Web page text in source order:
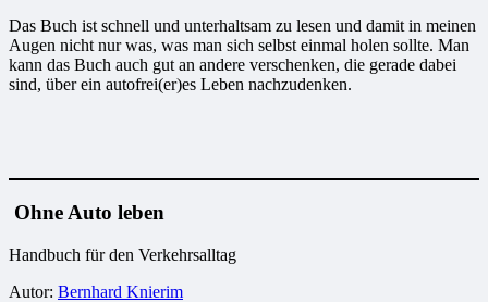
Das Buch ist schnell und unterhaltsam zu lesen und damit in meinen
Augen nicht nur was, was man sich selbst einmal holen sollte. Man
kann das Buch auch gut an andere verschenken, die gerade dabei
sind, über ein autofrei(er)es Leben nachzudenken.
Ohne Auto leben
Handbuch für den Verkehrsalltag
Autor: Bernhard Knierim